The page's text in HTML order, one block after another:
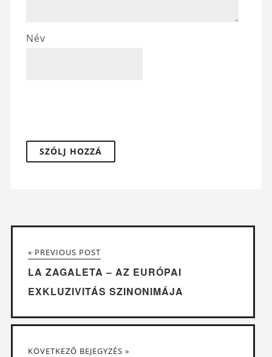
Név
« PREVIOUS POST
LA ZAGALETA – AZ EURÓPAI
EXKLUZIVITÁS SZINONIMÁJA
KÖVETKEZŐ BEJEGYZÉS »